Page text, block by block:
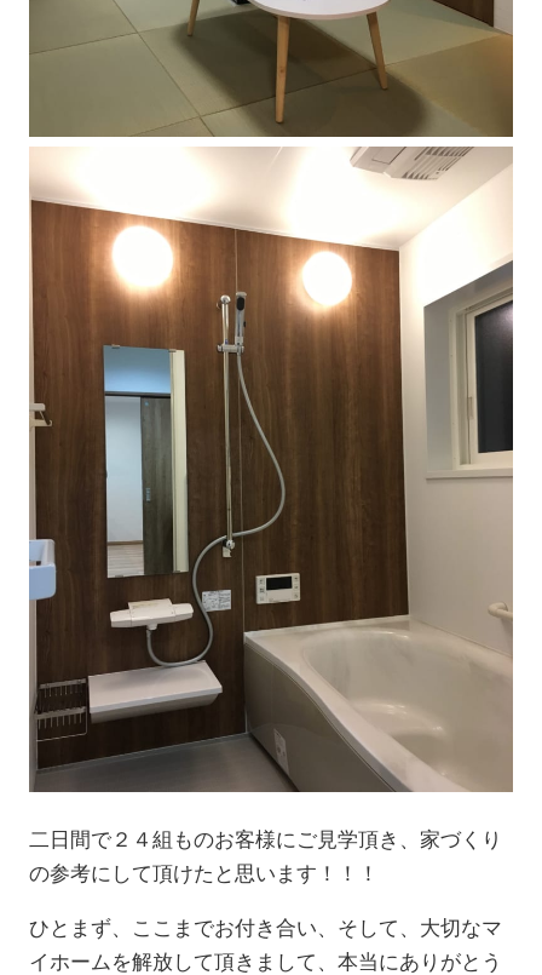
二日間で２４組ものお客様にご見学頂き、家づくり
の参考にして頂けたと思います！！！
ひとまず、ここまでお付き合い、そして、大切なマ
イホームを解放して頂きまして、本当にありがとう